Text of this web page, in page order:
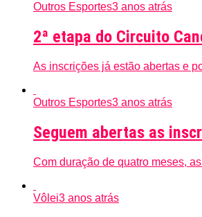
Outros Esportes3 anos atrás
2ª etapa do Circuito
As inscrições já estão abertas e
Outros Esportes3 anos atrás
Seguem abertas as
Com duração de quatro meses,
Vôlei3 anos atrás